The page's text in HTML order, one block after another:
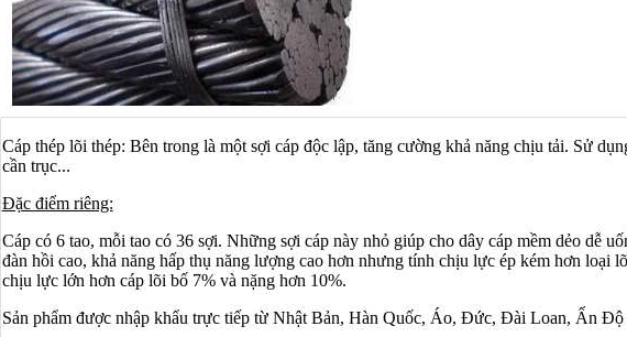
Cáp thép lõi thép: Bên trong là một sợi cáp độc lập, tăng cường khả năng chịu tải. Sử
cần trục...
Đặc điểm riêng:
Cáp có 6 tao, mỗi tao có 36 sợi. Những sợi cáp này nhỏ giúp cho dây cáp mềm dẻo dễ
đàn hồi cao, khả năng hấp thụ năng lượng cao hơn nhưng tính chịu lực ép kém hơn loại
chịu lực lớn hơn cáp lõi bố 7% và nặng hơn 10%.
Sản phẩm được nhập khẩu trực tiếp từ Nhật Bản, Hàn Quốc, Áo, Đức, Đài Loan, Ấn